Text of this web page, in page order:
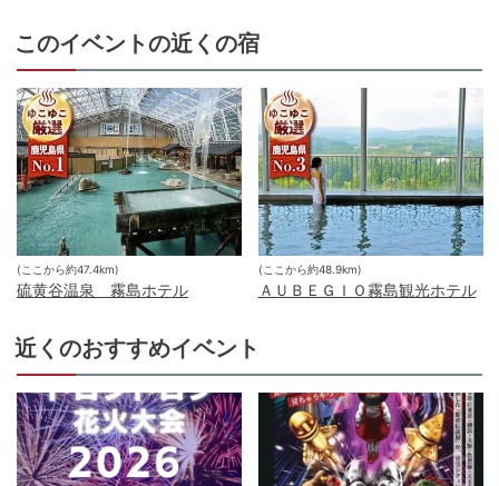
このイベントの近くの宿
(ここから約47.4km)
硫黄谷温泉 霧島ホテル
(ここから約48.9km)
ＡＵＢＥＧＩＯ霧島観光ホテル
近くのおすすめイベント